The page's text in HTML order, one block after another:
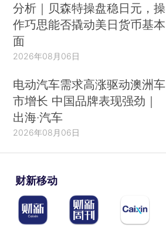
分析｜贝森特操盘稳日元，操
作巧思能否撬动美日货币基本
面
2026年08月06日
电动汽车需求高涨驱动澳洲车
市增长 中国品牌表现强劲｜
出海·汽车
2026年08月06日
财新移动